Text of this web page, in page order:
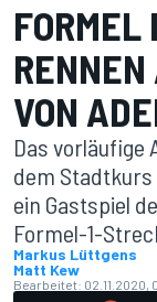
RENNEN
ON
Das vorläufige
dem Stadtkurs
ein Gastspiel
Formel-1-
Markus Lüttgens
Matt Kew
Bearbeitet: 02.11.2020,